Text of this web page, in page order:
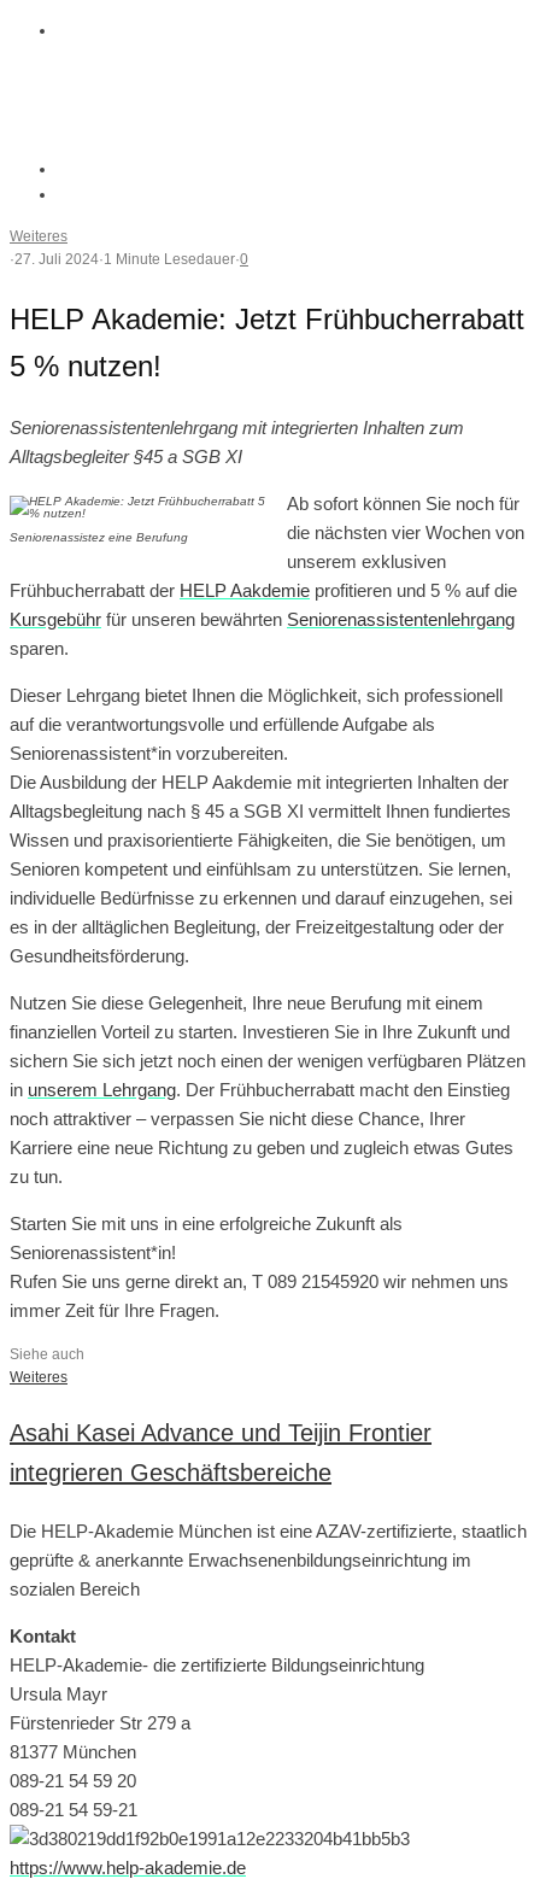
Weiteres
·27. Juli 2024·1 Minute Lesedauer·0
HELP Akademie: Jetzt Frühbucherrabatt
5 % nutzen!
Seniorenassistentenlehrgang mit integrierten Inhalten zum
Alltagsbegleiter §45 a SGB XI
Seniorenassistez eine Berufung
Ab sofort können Sie noch für
die nächsten vier Wochen von
unserem exklusiven
Frühbucherrabatt der HELP Aakdemie profitieren und 5 % auf die
Kursgebühr für unseren bewährten Seniorenassistentenlehrgang
sparen.
Dieser Lehrgang bietet Ihnen die Möglichkeit, sich professionell
auf die verantwortungsvolle und erfüllende Aufgabe als
Seniorenassistent*in vorzubereiten.
Die Ausbildung der HELP Aakdemie mit integrierten Inhalten der
Alltagsbegleitung nach § 45 a SGB XI vermittelt Ihnen fundiertes
Wissen und praxisorientierte Fähigkeiten, die Sie benötigen, um
Senioren kompetent und einfühlsam zu unterstützen. Sie lernen,
individuelle Bedürfnisse zu erkennen und darauf einzugehen, sei
es in der alltäglichen Begleitung, der Freizeitgestaltung oder der
Gesundheitsförderung.
Nutzen Sie diese Gelegenheit, Ihre neue Berufung mit einem
finanziellen Vorteil zu starten. Investieren Sie in Ihre Zukunft und
sichern Sie sich jetzt noch einen der wenigen verfügbaren Plätzen
in unserem Lehrgang. Der Frühbucherrabatt macht den Einstieg
noch attraktiver – verpassen Sie nicht diese Chance, Ihrer
Karriere eine neue Richtung zu geben und zugleich etwas Gutes
zu tun.
Starten Sie mit uns in eine erfolgreiche Zukunft als
Seniorenassistent*in!
Rufen Sie uns gerne direkt an, T 089 21545920 wir nehmen uns
immer Zeit für Ihre Fragen.
Siehe auch
Weiteres
Asahi Kasei Advance und Teijin Frontier
integrieren Geschäftsbereiche
Die HELP-Akademie München ist eine AZAV-zertifizierte, staatlich
geprüfte & anerkannte Erwachsenenbildungseinrichtung im
sozialen Bereich
Kontakt
HELP-Akademie- die zertifizierte Bildungseinrichtung
Ursula Mayr
Fürstenrieder Str 279 a
81377 München
089-21 54 59 20
089-21 54 59-21
https://www.help-akademie.de